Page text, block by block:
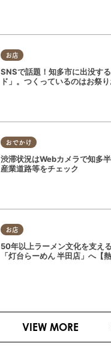
お店
SNSで話題！知多市に出没す
ド」。つくっているのはお祭
おでかけ
渋滞状況はWebカメラで知多
産業道路等をチェック
お店
50年以上ラーメン文化を支え
「灯台らーめん 半田店」へ【
VIEW MORE